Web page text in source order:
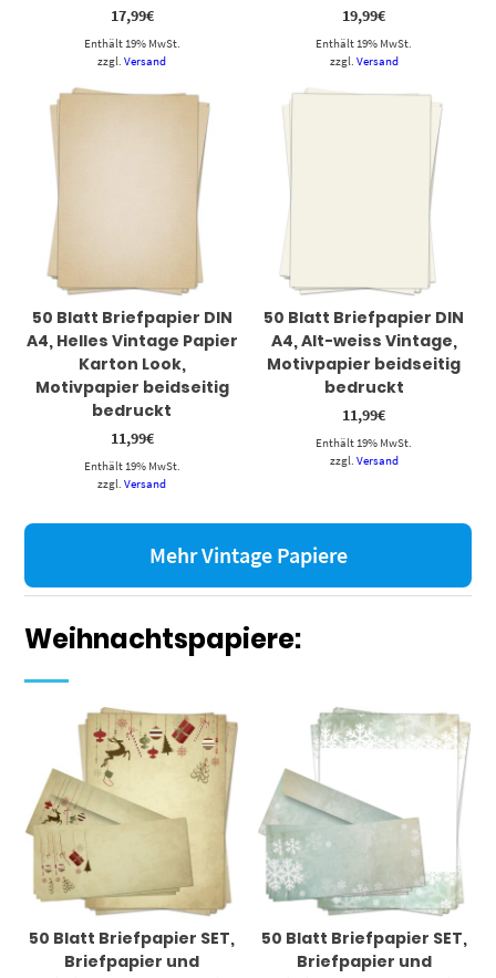
17,99€
Enthält 19% MwSt.
zzgl.Versand
19,99€
Enthält 19% MwSt.
zzgl. Versand
50 Blatt Briefpapier DIN
A4, Helles Vintage Papier
Karton Look,
Motivpapier beidseitig
bedruckt
11,99€
Enthält 19% MwSt.
zzgl.Versand
50 Blatt Briefpapier DIN
A4, Alt-weiss Vintage,
Motivpapier beidseitig
bedruckt
11,99€
Enthält 19% MwSt.
zzgl. Versand
Mehr Vintage Papiere
Weihnachtspapiere:
50 Blatt Briefpapier SET,
Briefpapier und
50 Blatt Briefpapier SET,
Briefpapier und